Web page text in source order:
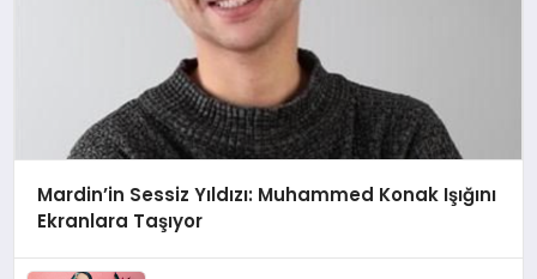
Mardin’in Sessiz Yıldızı: Muhammed Konak Işığını
Ekranlara Taşıyor